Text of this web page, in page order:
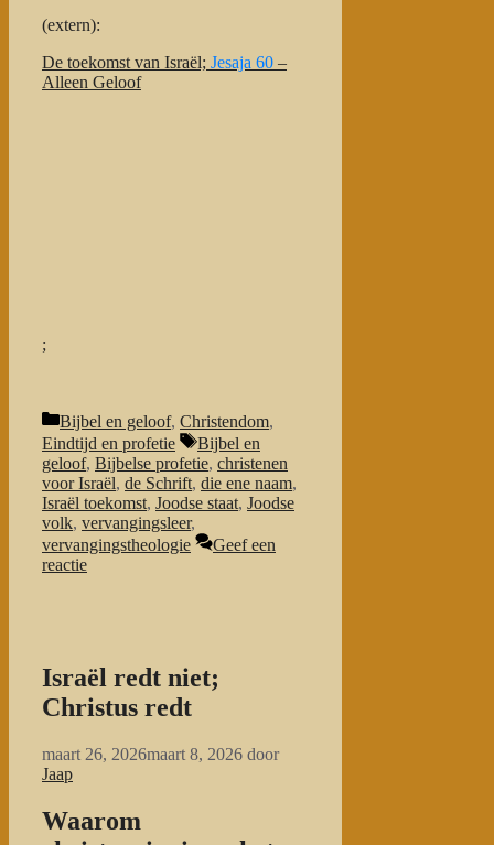
(extern):
De toekomst van Israël; Jesaja 60 –
Alleen Geloof
;
Categorieën
Bijbel en geloof, Christendom,
Eindtijd en profetie
Tags
Bijbel en
geloof, Bijbelse profetie, christenen
voor Israël, de Schrift, die ene naam,
Israël toekomst, Joodse staat, Joodse
volk, vervangingsleer,
vervangingstheologie
Geef een
reactie
Israël redt niet;
Christus redt
maart 26, 2026maart 8, 2026 door
Jaap
Waarom